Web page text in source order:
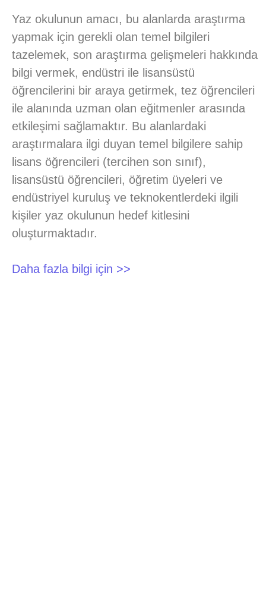
Yaz okulunun amacı, bu alanlarda araştırma
yapmak için gerekli olan temel bilgileri
tazelemek, son araştırma gelişmeleri hakkında
bilgi vermek, endüstri ile lisansüstü
öğrencilerini bir araya getirmek, tez öğrencileri
ile alanında uzman olan eğitmenler arasında
etkileşimi sağlamaktır. Bu alanlardaki
araştırmalara ilgi duyan temel bilgilere sahip
lisans öğrencileri (tercihen son sınıf),
lisansüstü öğrencileri, öğretim üyeleri ve
endüstriyel kuruluş ve teknokentlerdeki ilgili
kişiler yaz okulunun hedef kitlesini
oluşturmaktadır.
Daha fazla bilgi için >>